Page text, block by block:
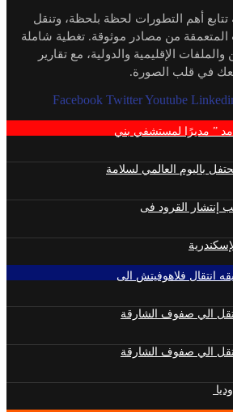
تتابع أهم التطورات لحظة بلحظة، وتنقل
المتعمقة من مصادر موثوقة. تغطية شاملة
الإقليمية والدولية، مع تقارير
في قلب الصورة.
Facebook Twitter Youtube
” مديرًا لمستشفي بني
باليوم العالمي لسلامة
إنتشار القرود فى
انتقال فلاهوفيتش الى
الي صفوف الشارقة
الي صفوف الشارقة